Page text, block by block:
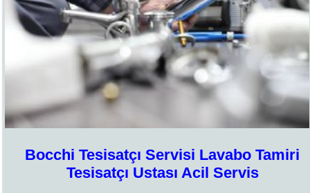
Bocchi Tesisatçı Servisi Lavabo Tamiri
Tesisatçı Ustası Acil Servis